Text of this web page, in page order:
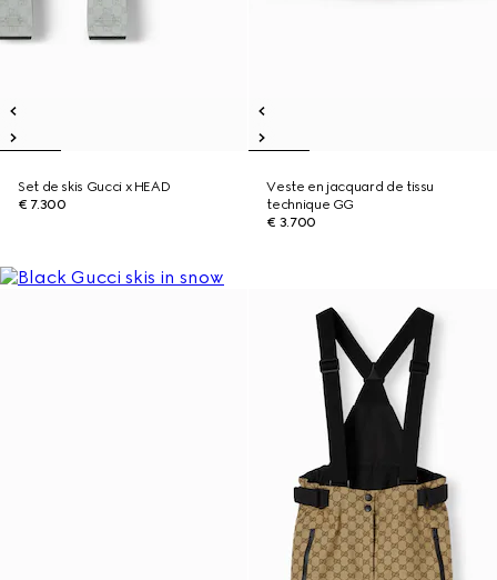
Set de skis Gucci x HEAD
€ 7.300
Veste en jacquard de tissu
technique GG
€ 3.700